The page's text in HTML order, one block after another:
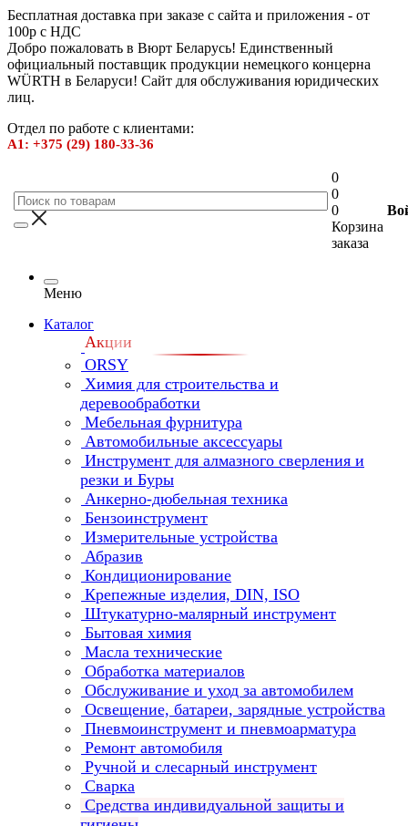
Бесплатная доставка при заказе с сайта и приложения - от
100р с НДС
Добро пожаловать в Вюрт Беларусь! Единственный
официальный поставщик продукции немецкого концерна
WÜRTH в Беларуси! Сайт для обслуживания юридических
лиц.
Отдел по работе с клиентами:
А1: +375 (29) 180-33-36
0
0
0
Корзина
заказа
Меню
Каталог
Акции
ORSY
Химия для строительства и
деревообработки
Мебельная фурнитура
Автомобильные аксессуары
Инструмент для алмазного сверления и
резки и Буры
Анкерно-дюбельная техника
Бензоинструмент
Измерительные устройства
Абразив
Кондиционирование
Крепежные изделия, DIN, ISO
Штукатурно-малярный инструмент
Бытовая химия
Масла технические
Обработка материалов
Обслуживание и уход за автомобилем
Освещение, батареи, зарядные устройства
Пневмоинструмент и пневмоарматура
Ремонт автомобиля
Ручной и слесарный инструмент
Сварка
Средства индивидуальной защиты и